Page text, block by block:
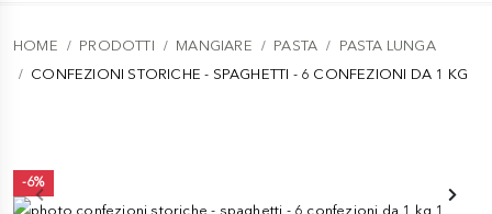
HOME PRODOTTI MANGIARE PASTA
PASTA LUNGA
CONFEZIONI STORICHE - SPAGHETTI - 6 CONFEZIONI DA 1 KG
-6%